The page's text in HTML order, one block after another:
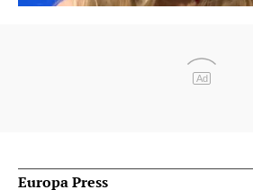
Ad
Europa Press